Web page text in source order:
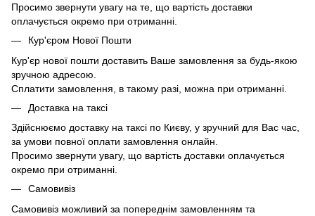
Просимо звернути увагу на те, що вартість доставки
оплачується окремо при отриманні.
Кур'єром Нової Пошти
Кур'єр нової пошти доставить Ваше замовлення за будь-якою
зручною адресою.
Сплатити замовлення, в такому разі, можна при отриманні.
Доставка на таксі
Здійснюємо доставку на таксі по Києву, у зручний для Вас час,
за умови повної оплати замовлення онлайн.
Просимо звернути увагу, що вартість доставки оплачується
окремо при отриманні.
Самовивіз
Самовивіз можливий за попереднім замовленням та